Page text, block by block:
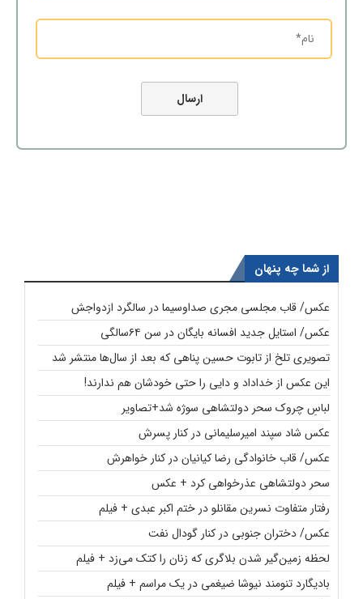
از شما چه پنهان
عکس/ قاب مجلسی مجری صداوسیما در سالگرد ازدواجش
عکس/ استایل جدید افسانه بایگان در سن ۶۴سالگی
تصویری تلخ از تابوت حسین پناهی که بعد از سال‌ها منتشر شد
این عکس از خداداد و دایی را حتی خودشان هم ندارند!
لباسِ چروک سحر دولتشاهی سوژه شد+تصاویر
عکس شاد سپند امیرسلیمانی در کنار پسرش
عکس/ قاب خانوادگی رضا کیانیان در کنار خواهرش
سحر دولتشاهی عذرخواهی کرد + عکس
رفتار متفاوت نسرین مقانلو در ختم اکبر عبدی + فیلم
عکس/ دختران جنوبی در کنار گودال نفت
لحظه زمین‌گیر شدن بلاگری که زنان را کتک می‌زد + فیلم
بادیگارد تنومند نیوشا ضیغمی در یک مراسم + فیلم